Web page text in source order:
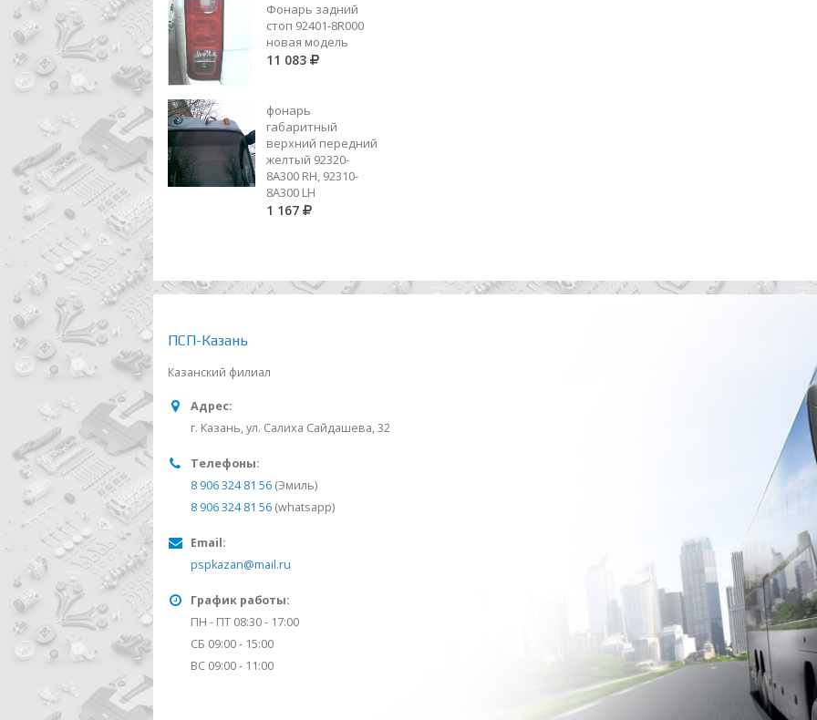
Фонарь задний
стоп 92401-8R000
новая модель
11 083
фонарь
габаритный
верхний передний
желтый 92320-
8A300 RH, 92310-
8А300 LH
1 167
ПСП-Казань
Казанский филиал
Адрес:
г. Казань, ул. Салиха Сайдашева, 32
Телефоны:
8 906 324 81 56 (Эмиль)
8 906 324 81 56 (whatsapp)
Email:
pspkazan@mail.ru
График работы:
ПН - ПТ 08:30 - 17:00
СБ 09:00 - 15:00
ВС 09:00 - 11:00